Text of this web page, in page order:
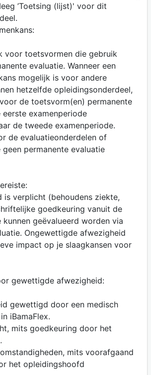
’Toetsing (lijst)' voor dit
voor toetsvormen die gebruik
evaluatie. Wanneer een
mogelijk is voor andere
hetzelfde opleidingsonderdeel,
de toetsvorm(en) permanente
examenperiode
de tweede examenperiode.
de evaluatieonderdelen of
permanente evaluatie
is verplicht (behoudens ziekte,
goedkeuring vanuit de
geëvalueerd worden via
Ongewettigde afwezigheid
impact op je slaagkansen voor
gewettigde afwezigheid:
gewettigd door een medisch
iBamaFlex.
mits goedkeuring door het
mits voorafgaand
het opleidingshoofd